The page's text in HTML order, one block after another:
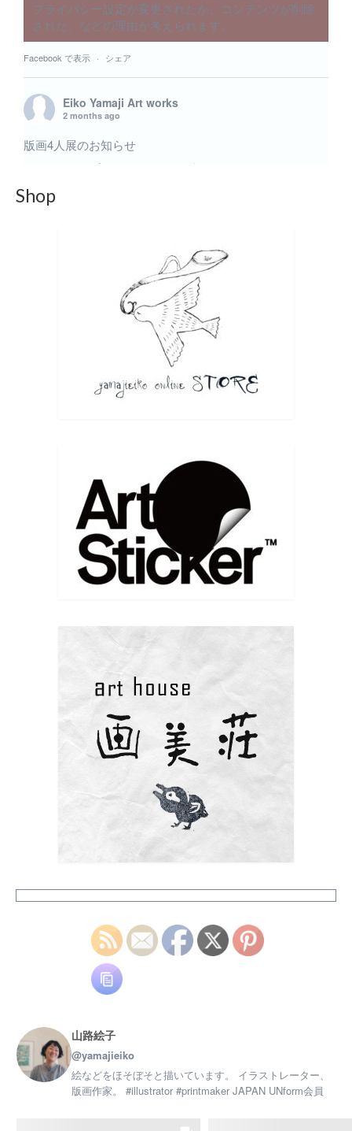
プライバシー設定が変更されたか、コンテンツが削除
された、などの理由が考えられます。
Facebook で表示 · シェア
Eiko Yamaji Art works
2 months ago
版画4人展のお知らせ
6月のグループ展 版画4人展に出展致します。いくつか
林 陽子 / 山路 絵子 6月20日(土)〜6月27日(土) 11:00〜
TEL / FAX 03-3479-2775 ■東京メトロ 表参道駅 A2出口よ
り徒歩2分 Apple Store（アップルストア）と伊藤病院の間
の道を進み、突き当たりを右へ曲がってすぐです。 A1出
口手前の「オーク表参道」より、エレベーターやエスカ
レーターをご利用いただけます。 在廊予定などはつきま
しては、X・instagramなどからお知らせ致します。
版画4人展のお知らせ | 山路絵子 雲の上のアトリエ
6月のグループ展 版画4人展に出展致します。いくつ
Eiko Yamaji Art works
7 months ago
こちらではご挨拶していませんでした
新年あけましておめでとうございます
www.instagram.com/p/DS9qRUQifIx/?
Eiko Yamaji Art works
はじめての版画教室、体験会参加者募集中です
興味はあっても中々体験することのない版画の世界。
ポストカードサイズの作品が作れる小さな 簡易プ
レス機を使って、紙版画、銅版画など、 様々な版画の
した簡易なものからはじめて、 紙版画、ドライポイン
を学び、 最終的に一つの小さな作品を制作します。
ぜひ、あなただけの世界観を表現しましょう！
ただ今、体験料半額キャンペーン中
3,300円(税込)→【1,650円(税込)】で ご体験いただけま
興味のある方はまず体験からどうぞ♪ …✩…
@lifecollegeagl ↑URLのホームページまたは 電話
：045-844-1771 でご連絡ください …✩…✩…✩…✩…
✩…✩…✩…✩ #版画教室 #横浜 #習い事 #上大岡
習い事 #趣味を楽しむ #カルチャースクール
www.instagram.com
Shop
山路絵子
@yamajieiko
絵などをほそぼそと描いています。 イラストレーター、
版画作家。 #illustrator #printmaker JAPAN UNform会員